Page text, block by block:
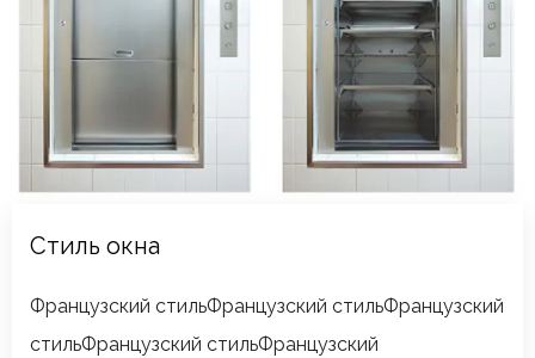
Стиль окна
Французский стильФранцузский стильФранцузский
стильФранцузский стильФранцузский